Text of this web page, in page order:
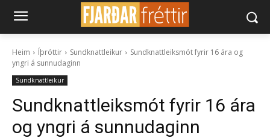
Heim Íþróttir Sundknattleikur
Sundknattleiksmót fyrir 16 ára og
yngri á sunnudaginn
Sundknattleikur
Sundknattleiksmót fyrir 16 ára
og yngri á sunnudaginn